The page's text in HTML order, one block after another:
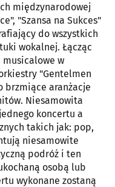
międzynarodowej
"Szansa na Sukces"
do wszystkich
wokalnej. Łącząc
musicalowe w
"Gentelmen
brzmiące aranżacje
Niesamowita
koncertu a
takich jak: pop,
niesamowite
podróż i ten
osobą lub
wykonane zostaną